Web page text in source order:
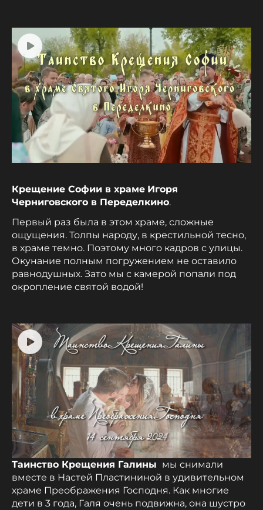
Крещение Софии в храме Игоря
Черниговского в Переделкино.
Первый раз была в этом храме, сложные
ощущения. Толпы народу, в крестильной тесно,
в храме темно. Поэтому много кадров с улицы.
Окунание полным погружением не оставило
равнодушных. Зато мы с камерой попали под
окропление святой водой!
Таинство Крещения Галины мы снимали
вместе в Настей Пластининой в удивительном
храме Преображения Господня. Как многие
дети в 3 года, Галя очень подвижна, она шустро